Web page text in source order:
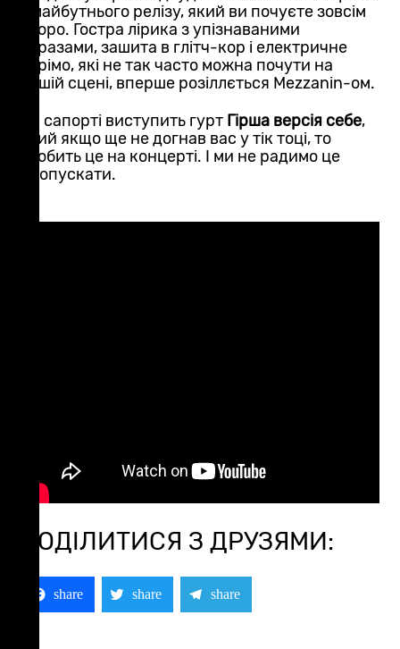
з майбутнього релізу, який ви почуєте зовсім
скоро. Гостра лірика з упізнаваними
образами, зашита в глітч-кор і електричне
скрімо, які не так часто можна почути на
нашій сцені, вперше розіллється Mezzanin-ом.
На сапорті виступить гурт Гірша версія себе,
який якщо ще не догнав вас у тік тоці, то
зробить це на концерті. І ми не радимо це
пропускати.
ПОДІЛИТИСЯ З ДРУЗЯМИ: